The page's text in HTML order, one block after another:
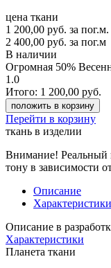
цена ткани
1 200,00 руб. за пог.м.
2 400,00 руб. за пог.м
В наличии
Огромная 50%
1.0
Итого: 1 200,00 руб.
положить в корзину
Перейти в корзину
ткань в изделии
Внимание! Реальный
тону в зависимости
Описание
Характеристики
Описание в
Характеристики
Планета ткани